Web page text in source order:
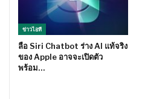
ข่าวไอที
ลือ Siri Chatbot ร่าง AI แท้จริง
ของ Apple อาจจะเปิดตัว
พร้อม…